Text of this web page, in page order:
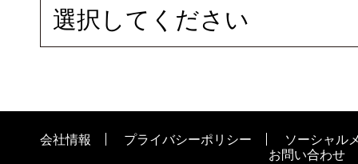
選択してください
会社情報 プライバシーポリシー
ソーシャル
お問い合わせ